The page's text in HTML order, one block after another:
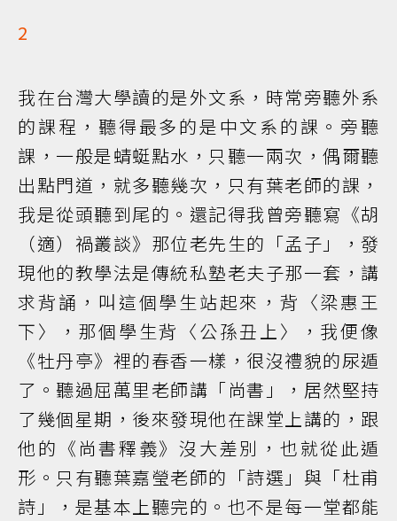
2
我在台灣大學讀的是外文系，時常旁聽外系
的課程，聽得最多的是中文系的課。旁聽
課，一般是蜻蜓點水，只聽一兩次，偶爾聽
出點門道，就多聽幾次，只有葉老師的課，
我是從頭聽到尾的。還記得我曾旁聽寫《胡
（適）禍叢談》那位老先生的「孟子」，發
現他的教學法是傳統私塾老夫子那一套，講
求背誦，叫這個學生站起來，背〈梁惠王
下〉，那個學生背〈公孫丑上〉，我便像
《牡丹亭》裡的春香一樣，很沒禮貌的尿遁
了。聽過屈萬里老師講「尚書」，居然堅持
了幾個星期，後來發現他在課堂上講的，跟
他的《尚書釋義》沒大差別，也就從此遁
形。只有聽葉嘉瑩老師的「詩選」與「杜甫
詩」，是基本上聽完的。也不是每一堂都能